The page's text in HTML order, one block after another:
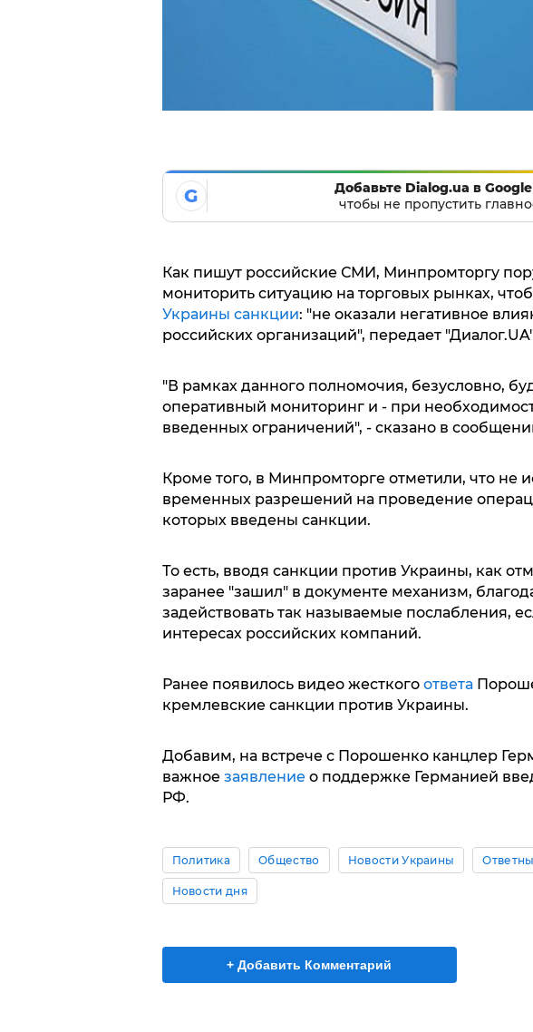
G
Добавьте Dialog.ua в
чтобы не пропустить
Как пишут российские СМИ, Минпромторгу
мониторить ситуацию на торговых рынках,
Украины санкции: "не оказали негативное
российских организаций", передает
"В рамках данного полномочия, безусловно,
оперативный мониторинг и - при
введенных ограничений", - сказано в
Кроме того, в Минпромторге отметили, что не
временных разрешений на проведение
которых введены санкции.
То есть, вводя санкции против Украины, как
заранее "зашил" в документе механизм,
задействовать так называемые послабления,
интересах российских компаний.
Ранее появилось видео жесткогоответа
кремлевские санкции против Украины.
Добавим, на встрече с Порошенко канцлер
важное заявлениео поддержке Германией
РФ.
Политика Общество Новости Украины
Новости дня
+ Добавить Комментарий